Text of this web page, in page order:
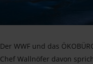
Der WWF und das
Chef Wallnöfer davon